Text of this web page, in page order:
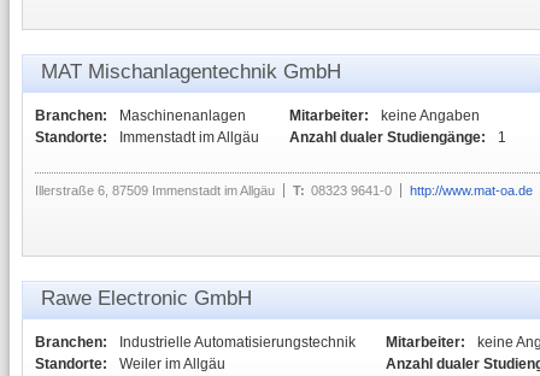
MAT Mischanlagentechnik GmbH
Branchen:
Maschinenanlagen
Standorte:
Immenstadt im Allgäu
Mitarbeiter:
keine Angaben
Anzahl dualer Studiengänge:
1
Illerstraße 6, 87509 Immenstadt im Allgäu T: 08323 9641-0 http://www.mat-oa.de
Rawe Electronic GmbH
Branchen:
Industrielle Automatisierungstechnik
Standorte:
Weiler im Allgäu
Mitarbeiter:
keine
Anzahl dualer